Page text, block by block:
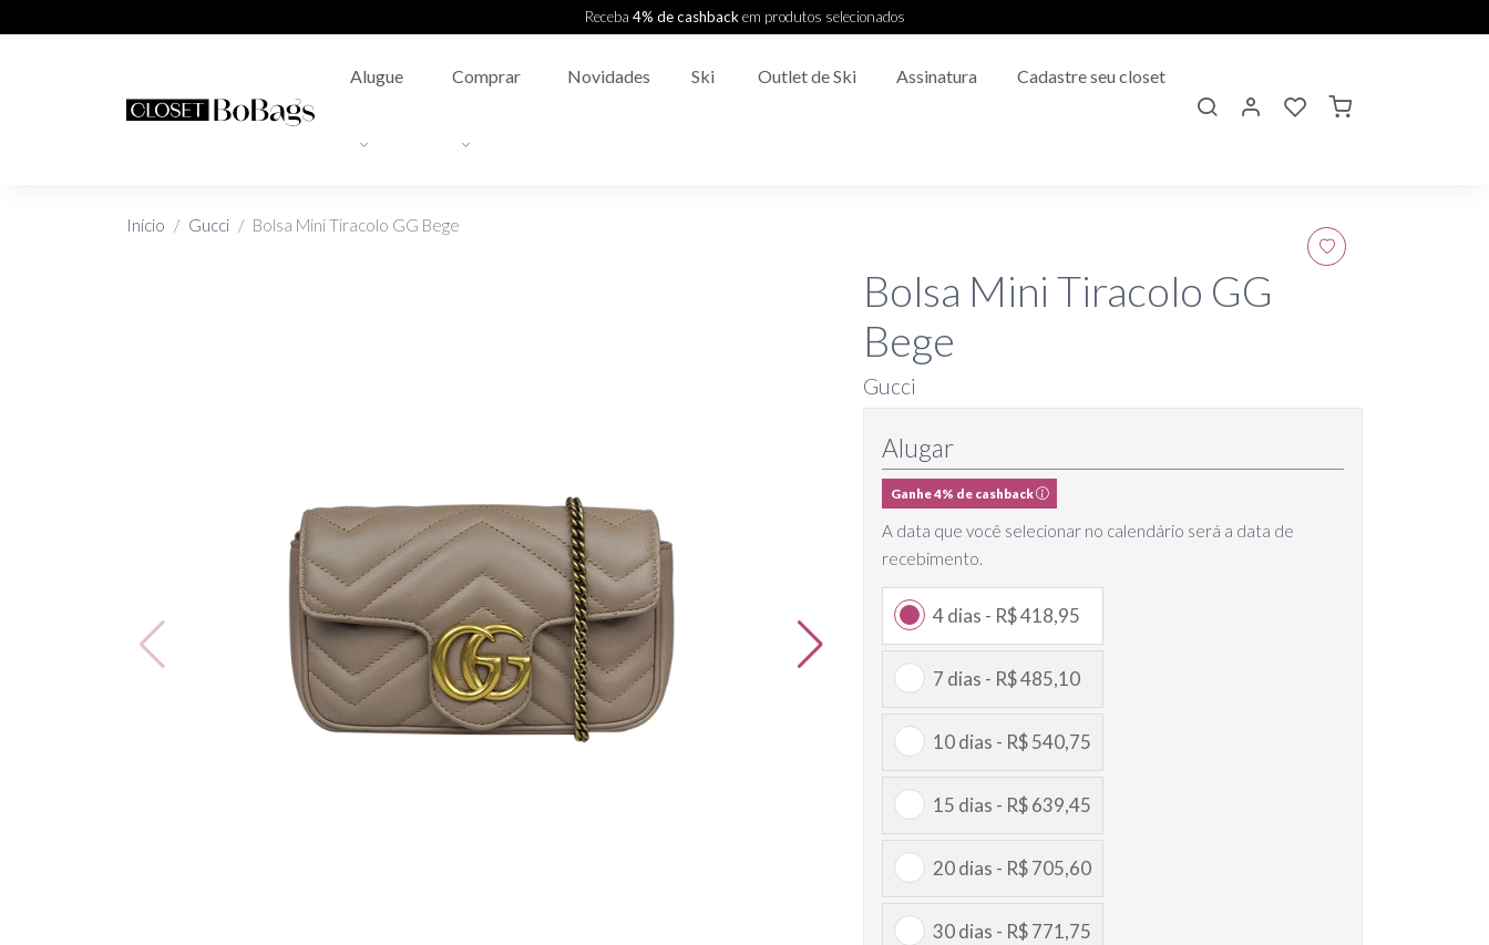
Receba 4% de cashbackem produtos selecionados
Alugue Comprar Novidades Ski Outlet de Ski Assinatura Cadastre seu closet
Início Gucci Bolsa Mini Tiracolo GG Bege
Bolsa Mini Tiracolo GG
Bege
Gucci
Alugar
Ganhe 4% de cashback
A data que você selecionar no calendário será a data de
recebimento.
4 dias - R$ 418,95
7 dias - R$ 485,10
10 dias - R$ 540,75
15 dias - R$ 639,45
20 dias - R$ 705,60
30 dias - R$ 771,75